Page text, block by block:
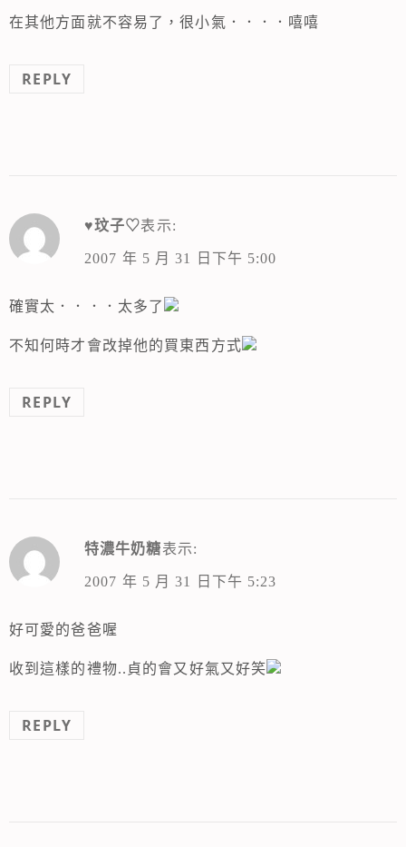
在其他方面就不容易了，很小氣．．．．嘻嘻
REPLY
♥玟子♡表示:
2007 年 5 月 31 日下午 5:00
確實太．．．．太多了
不知何時才會改掉他的買東西方式
REPLY
特濃牛奶糖表示:
2007 年 5 月 31 日下午 5:23
好可愛的爸爸喔
收到這樣的禮物..貞的會又好氣又好笑
REPLY